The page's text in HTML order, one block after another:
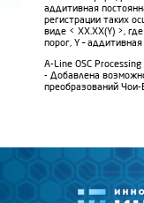
аддитивная
регистрации таких
виде < XX.XX(Y) >,
порог, Y –
A-Line OSC Processing
- Добавлена
преобразований Чои-